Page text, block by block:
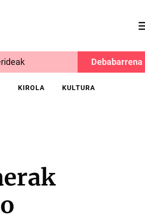
Debabarrena
KIROLA KULTURA